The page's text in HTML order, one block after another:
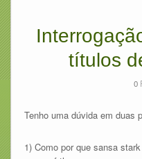
títulos
0
Tenho uma dúvida em duas
1) Como por que sansa